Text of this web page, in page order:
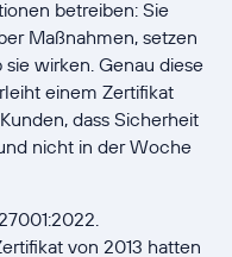
betreiben: Sie
Maßnahmen, setzen
wirken. Genau diese
einem Zertifikat
dass Sicherheit
nicht in der Woche
von 2013 hatten